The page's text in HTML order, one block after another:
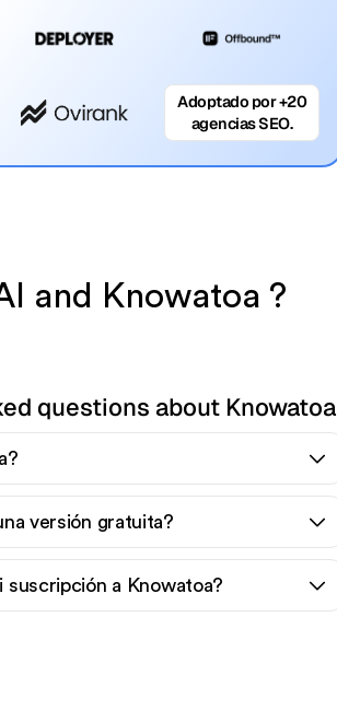
Adoptado por +20
agencias SEO.
and Knowatoa ?
questions about Knowatoa
versión gratuita?
suscripción a Knowatoa?